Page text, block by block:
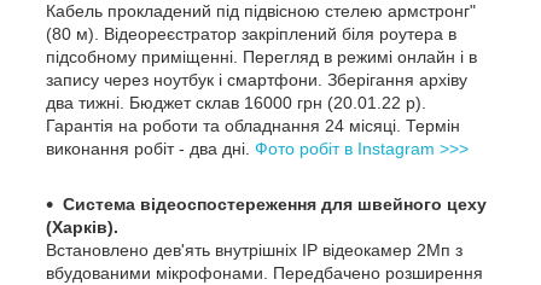
Кабель прокладений під підвісною стелею армстронг"
(80 м). Відеореєстратор закріплений біля роутера в
підсобному приміщенні. Перегляд в режимі онлайн і в
запису через ноутбук і смартфони. Зберігання архіву
два тижні. Бюджет склав 16000 грн (20.01.22 р).
Гарантія на роботи та обладнання 24 місяці. Термін
виконання робіт - два дні. Фото робіт в Instagram >>>
Система відеоспостереження для швейного цеху
(Харків).
Встановлено дев'ять внутрішніх IP відеокамер 2Мп з
вбудованими мікрофонами. Передбачено розширення